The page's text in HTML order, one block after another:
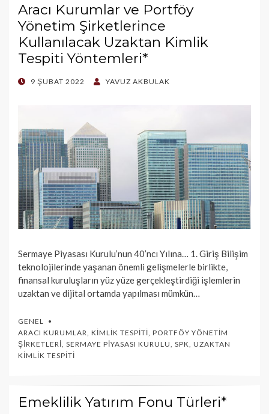
Aracı Kurumlar ve Portföy
Yönetim Şirketlerince
Kullanılacak Uzaktan Kimlik
Tespiti Yöntemleri*
POSTED
9 ŞUBAT 2022 YAVUZ AKBULAK
Sermaye Piyasası Kurulu’nun 40’ncı Yılına… 1. Giriş Bilişim
teknolojilerinde yaşanan önemli gelişmelerle birlikte,
finansal kuruluşların yüz yüze gerçekleştirdiği işlemlerin
uzaktan ve dijital ortamda yapılması mümkün…
GENEL
ARACI KURUMLAR KIMLIK TESPITI PORTFÖY YÖNETIM
ŞIRKETLERI SERMAYE PIYASASI KURULU SPK UZAKTAN
KIMLIK TESPITI
Emeklilik Yatırım Fonu Türleri*